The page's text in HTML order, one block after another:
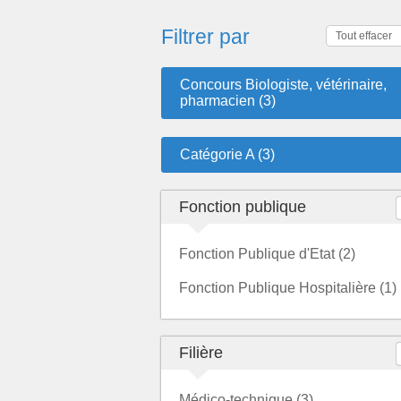
Filtrer par Tout effacer
Concours Biologiste, vétérinaire,
pharmacien (3)
Catégorie A (3)
Fonction publique
Fonction Publique d'Etat (2)
Fonction Publique Hospitalière (1)
Filière